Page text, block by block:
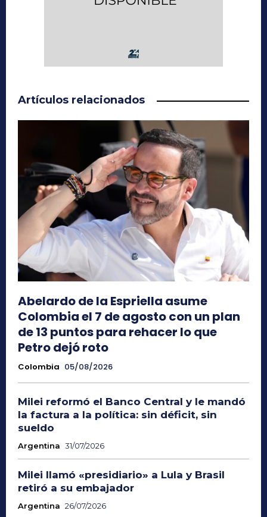
Artículos relacionados
Abelardo de la Espriella asume
Colombia el 7 de agosto con un plan
de 13 puntos para rehacer lo que
Petro dejó roto
Colombia 05/08/2026
Milei reformó el Banco Central y le mandó
la factura a la política: sin déficit, sin
sueldo
Argentina 31/07/2026
Milei llamó «presidiario» a Lula y Brasil
retiró a su embajador
Argentina 26/07/2026